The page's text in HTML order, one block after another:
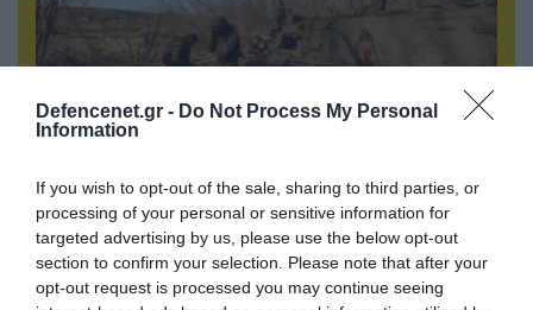
Defencenet.gr - Do Not Process My Personal
Information
If you wish to opt-out of the sale, sharing to third parties, or
processing of your personal or sensitive information for
targeted advertising by us, please use the below opt-out
section to confirm your selection. Please note that after your
opt-out request is processed you may continue seeing
07.08.2026 | 08:02
από Σλαβιάνσκ και Κραματόρσκ στο Ντονέτσκ
ΠΟΛΙΤΙΚΗ